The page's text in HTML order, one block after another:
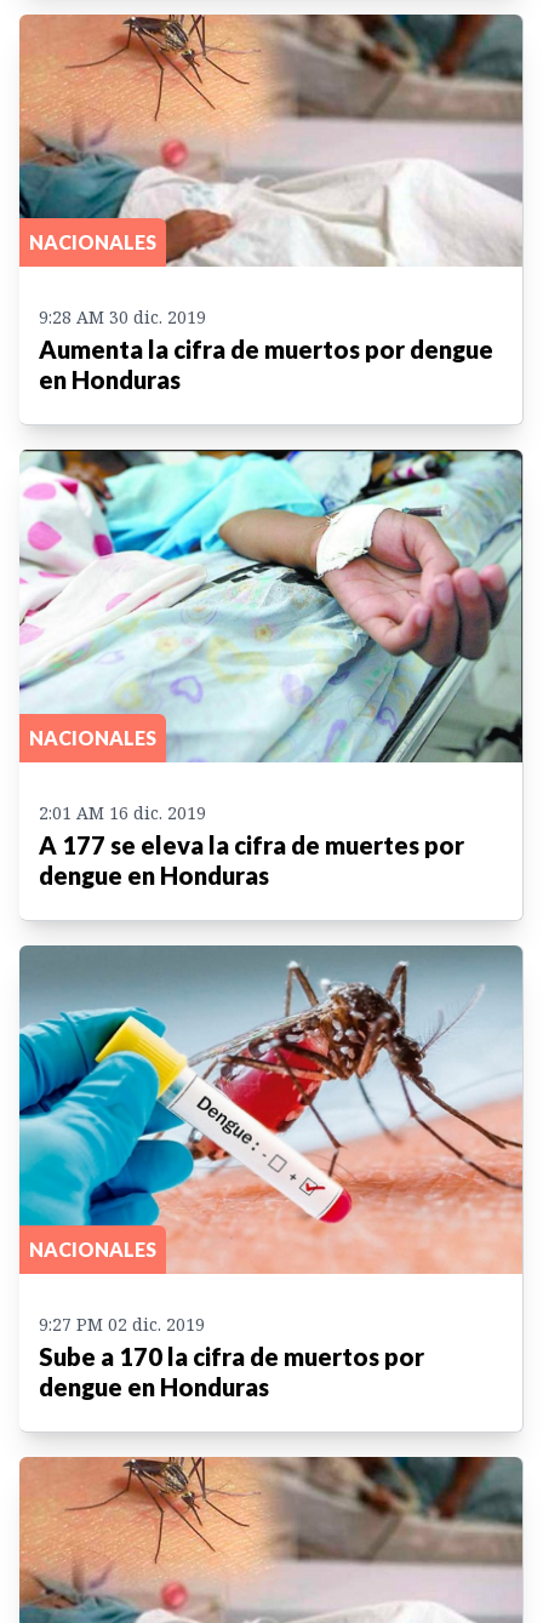
NACIONALES
9:28 AM 30 dic. 2019
Aumenta la cifra de muertos por dengue
en Honduras
NACIONALES
2:01 AM 16 dic. 2019
A 177 se eleva la cifra de muertes por
dengue en Honduras
NACIONALES
9:27 PM 02 dic. 2019
Sube a 170 la cifra de muertos por
dengue en Honduras